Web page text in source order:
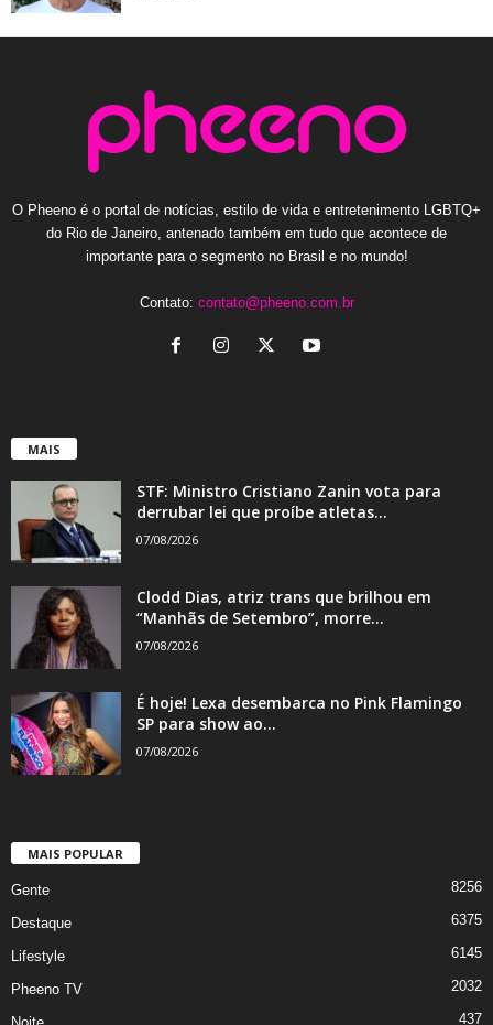
O Pheeno é o portal de notícias, estilo de vida e entretenimento LGBTQ+
do Rio de Janeiro, antenado também em tudo que acontece de
importante para o segmento no Brasil e no mundo!
Contato: contato@pheeno.com.br
MAIS
STF: Ministro Cristiano Zanin vota para
derrubar lei que proíbe atletas...
07/08/2026
Clodd Dias, atriz trans que brilhou em
“Manhãs de Setembro”, morre...
07/08/2026
É hoje! Lexa desembarca no Pink Flamingo
SP para show ao...
07/08/2026
MAIS POPULAR
Gente 8256
Destaque 6375
Lifestyle 6145
Pheeno TV 2032
437